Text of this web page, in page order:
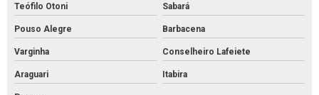
Teófilo Otoni Sabará
Pouso Alegre Barbacena
Varginha Conselheiro Lafeiete
Araguari Itabira